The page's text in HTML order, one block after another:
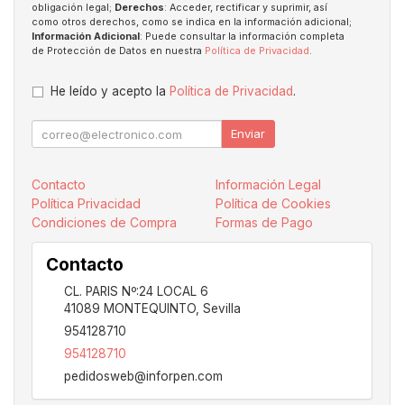
obligación legal; Derechos: Acceder, rectificar y suprimir, así
como otros derechos, como se indica en la información adicional;
Información Adicional: Puede consultar la información completa
de Protección de Datos en nuestra Política de Privacidad.
He leído y acepto la Política de Privacidad.
Enviar
Contacto
Información Legal
Política Privacidad
Política de Cookies
Condiciones de Compra
Formas de Pago
Contacto
CL. PARIS Nº:24 LOCAL 6
41089 MONTEQUINTO, Sevilla
954128710
954128710
pedidosweb@inforpen.com